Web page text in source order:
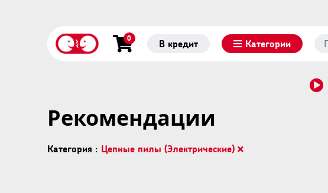
0 В кредит Категории
Рекомендации
Категория : Цепные пилы (Электрические)